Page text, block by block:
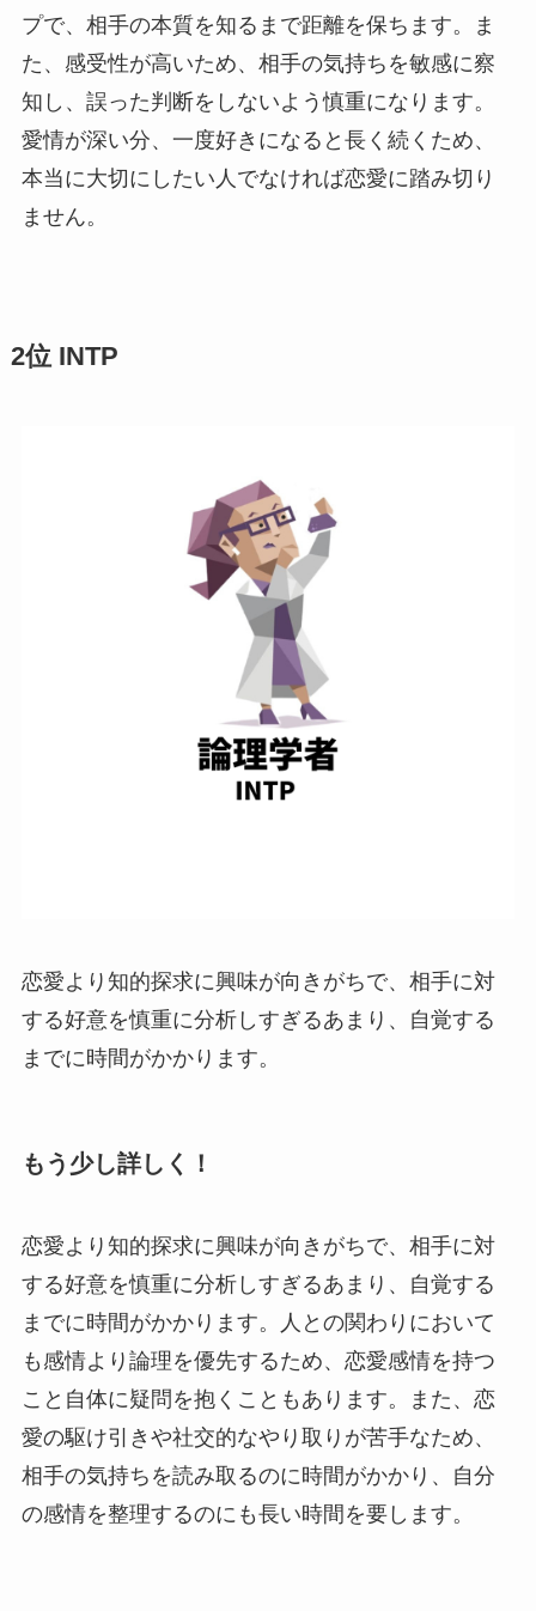
プで、相手の本質を知るまで距離を保ちます。ま
た、感受性が高いため、相手の気持ちを敏感に察
知し、誤った判断をしないよう慎重になります。
愛情が深い分、一度好きになると長く続くため、
本当に大切にしたい人でなければ恋愛に踏み切り
ません。
2位 INTP
恋愛より知的探求に興味が向きがちで、相手に対
する好意を慎重に分析しすぎるあまり、自覚する
までに時間がかかります。
もう少し詳しく！
恋愛より知的探求に興味が向きがちで、相手に対
する好意を慎重に分析しすぎるあまり、自覚する
までに時間がかかります。人との関わりにおいて
も感情より論理を優先するため、恋愛感情を持つ
こと自体に疑問を抱くこともあります。また、恋
愛の駆け引きや社交的なやり取りが苦手なため、
相手の気持ちを読み取るのに時間がかかり、自分
の感情を整理するのにも長い時間を要します。